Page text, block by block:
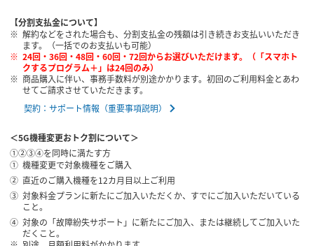
【分割支払金について】
解約などをされた場合も、分割支払金の残額は引き続きお支払いいただき
ます。（一括でのお支払いも可能）
24回・36回・48回・60回・72回からお選びいただけます。（「スマホト
クするプログラム＋」は24回のみ）
商品購入に伴い、事務手数料が別途かかります。初回のご利用料金とあわ
せてご請求させていただきます。
契約：サポート情報（重要事項説明）
＜5G機種変更おトク割について＞
①②③④を同時に満たす方
機種変更で対象機種をご購入
直近のご購入機種を12カ月目以上ご利用
対象料金プランに新たにご加入いただくか、すでにご加入いただいている
こと。
対象の「故障紛失サポート」に新たにご加入、または継続してご加入いた
だくこと。